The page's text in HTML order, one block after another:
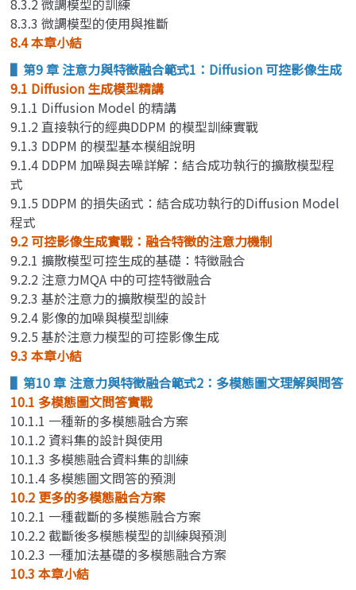
8.3.2 微調模型的訓練
8.3.3 微調模型的使用與推斷
8.4 本章小結
▌第9 章 注意力與特徵融合範式1：Diffusion 可控影像生成
9.1 Diffusion 生成模型精講
9.1.1 Diffusion Model 的精講
9.1.2 直接執行的經典DDPM 的模型訓練實戰
9.1.3 DDPM 的模型基本模組說明
9.1.4 DDPM 加噪與去噪詳解：結合成功執行的擴散模型程
式
9.1.5 DDPM 的損失函式：結合成功執行的Diffusion Model
程式
9.2 可控影像生成實戰：融合特徵的注意力機制
9.2.1 擴散模型可控生成的基礎：特徵融合
9.2.2 注意力MQA 中的可控特徵融合
9.2.3 基於注意力的擴散模型的設計
9.2.4 影像的加噪與模型訓練
9.2.5 基於注意力模型的可控影像生成
9.3 本章小結
▌第10 章 注意力與特徵融合範式2：多模態圖文理解與問答
10.1 多模態圖文問答實戰
10.1.1 一種新的多模態融合方案
10.1.2 資料集的設計與使用
10.1.3 多模態融合資料集的訓練
10.1.4 多模態圖文問答的預測
10.2 更多的多模態融合方案
10.2.1 一種截斷的多模態融合方案
10.2.2 截斷後多模態模型的訓練與預測
10.2.3 一種加法基礎的多模態融合方案
10.3 本章小結